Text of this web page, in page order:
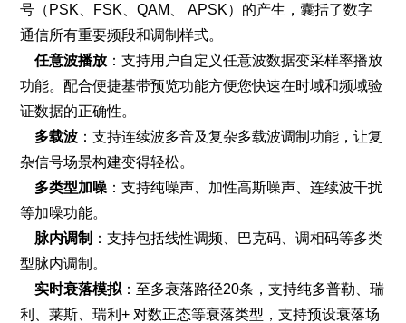
号（PSK、FSK、QAM、 APSK）的产生，囊括了数字
通信所有重要频段和调制样式。
任意波播放 ：支持用户自定义任意波数据变采样率播放
功能。配合便捷基带预览功能方便您快速在时域和频域验
证数据的正确性。
多载波 ：支持连续波多音及复杂多载波调制功能，让复
杂信号场景构建变得轻松。
多类型加噪 ：支持纯噪声、加性高斯噪声、连续波干扰
等加噪功能。
脉内调制 ：支持包括线性调频、巴克码、调相码等多类
型脉内调制。
实时衰落模拟 ：至多衰落路径20条，支持纯多普勒、瑞
利、莱斯、瑞利+ 对数正态等衰落类型，支持预设衰落场